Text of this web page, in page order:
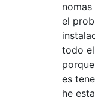
el
todo
es
he